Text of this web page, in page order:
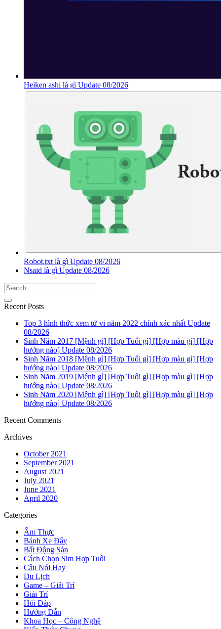
Heiken ashi là gì Update 08/2026
Robot.txt là gì Update 08/2026
Nsaid là gì Update 08/2026
Recent Posts
Top 3 hình thức xem tử vi năm 2022 chính xác nhất Update
08/2026
Sinh Năm 2017 [Mệnh gì] [Hợp Tuổi gì] [Hợp màu gì] [Hợp
hướng nào] Update 08/2026
Sinh Năm 2018 [Mệnh gì] [Hợp Tuổi gì] [Hợp màu gì] [Hợp
hướng nào] Update 08/2026
Sinh Năm 2019 [Mệnh gì] [Hợp Tuổi gì] [Hợp màu gì] [Hợp
hướng nào] Update 08/2026
Sinh Năm 2020 [Mệnh gì] [Hợp Tuổi gì] [Hợp màu gì] [Hợp
hướng nào] Update 08/2026
Recent Comments
Archives
October 2021
September 2021
August 2021
July 2021
June 2021
April 2020
Categories
Ẩm Thực
Bánh Xe Đẩy
Bất Động Sản
Cách Chọn Sim Hợp Tuổi
Câu Nói Hay
Du Lịch
Game – Giải Trí
Giải Trí
Hỏi Đáp
Hướng Dẫn
Khoa Học – Công Nghệ